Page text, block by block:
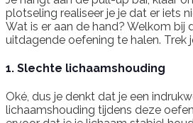
plotseling realiseer je je dat er iets
Wat is er aan de hand? Welkom
uitdagende oefening te halen. Trek
1. Slechte lichaamshouding
Oké, dus je denkt dat je een
lichaamshouding tijdens deze